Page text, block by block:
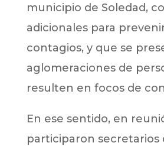
municipio de Soledad,
adicionales para
contagios, y que se
aglomeraciones de
resulten en focos de
En ese sentido, en
participaron secretarios